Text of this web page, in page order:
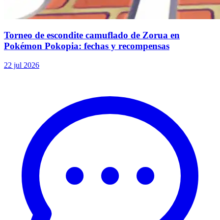
Torneo de escondite camuflado de Zorua en
Pokémon Pokopia: fechas y recompensas
22 jul 2026